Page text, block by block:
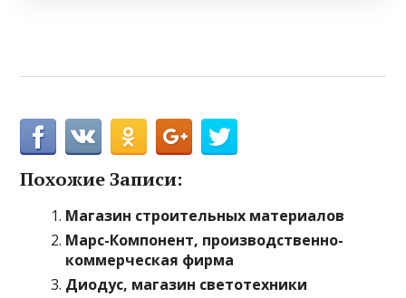
Похожие Записи:
Магазин строительных материалов
Марс-Компонент, производственно-
коммерческая фирма
Диодус, магазин светотехники